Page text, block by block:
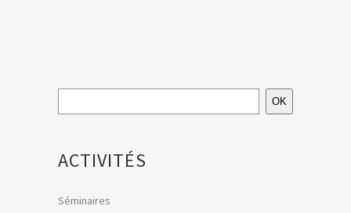
OK
ACTIVITÉS
Séminaires